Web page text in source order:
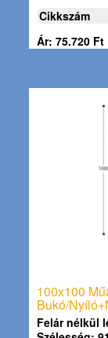
Cikkszám
Ár: 75.720 Ft
100x100
Bukó/
Felár nélkül